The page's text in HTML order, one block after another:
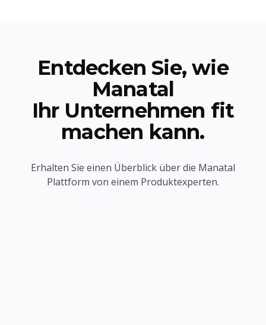
Entdecken Sie, wie
Manatal
Ihr Unternehmen fit
machen kann.
Erhalten Sie einen Überblick über die Manatal
Plattform von einem Produktexperten.